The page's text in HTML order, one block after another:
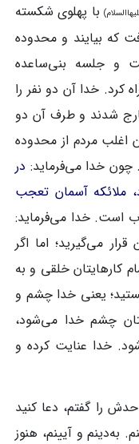
با پهلوی شکسته
که بیایند و محدوده
و جلسه بنی‌ساعده
کرد. خدا آن دو نفر را
شدند و طرف آن دو
اغلب مردم از محدوده
چون خدا می‌فرماید: در
ملائکه آسمان تعجب
است. خدا می‌فرماید:
می‌گیرید؛ اما اگر
کارهایتان خلقی و به
یعنی خدا چشم و
چشم خدا می‌شود،
خدا عنایت کرده و
را گفتم، دعا کنید
به‌دینم و آیینم، هنوز